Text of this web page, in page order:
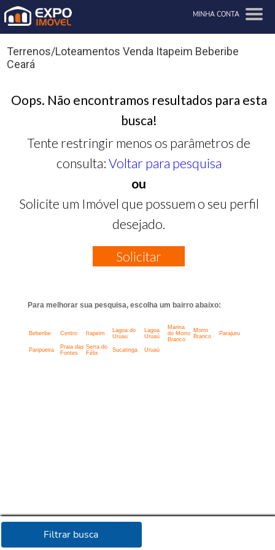
MINHA CONTA
Filtrar busca
Terrenos/Loteamentos Venda Itapeim Beberibe
Ceará
Oops. Não encontramos resultados para esta
busca!
Tente restringir menos os parâmetros de
consulta: Voltar para pesquisa
ou
Solicite um Imóvel que possuem o seu perfil
desejado.
Solicitar
Para melhorar sua pesquisa, escolha um bairro abaixo:
Beberibe Centro Itapeim
Lagoa do
Uruau
Lagoa
Uruaú
Marina
do Morro
Branco
Morro
Branco
Parajuru
Paripueira
Praia das
Fontes
Serra do
Félix
Sucatinga Uruaú